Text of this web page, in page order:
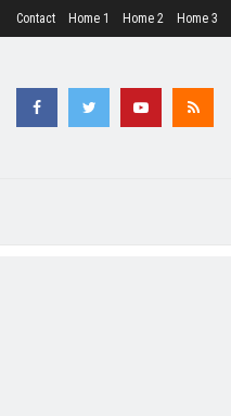
Contact Home 1 Home 2 Home 3